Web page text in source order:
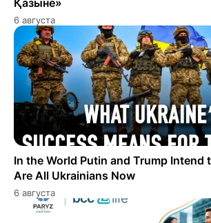
Қазыне»
6 августа
In the World Putin and Trump Intend
Are All Ukrainians Now
6 августа